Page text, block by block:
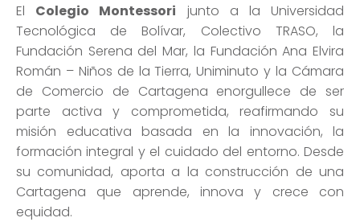
El Colegio Montessori junto a la Universidad
Tecnológica de Bolívar, Colectivo TRASO, la
Fundación Serena del Mar, la Fundación Ana Elvira
Román – Niños de la Tierra, Uniminuto y la Cámara
de Comercio de Cartagena enorgullece de ser
parte activa y comprometida, reafirmando su
misión educativa basada en la innovación, la
formación integral y el cuidado del entorno. Desde
su comunidad, aporta a la construcción de una
Cartagena que aprende, innova y crece con
equidad.